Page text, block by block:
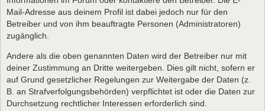
Mail-Adresse aus deinem Profil ist dabei jedoch nur für den
Betreiber und von ihm beauftragte Personen (Administratoren)
zugänglich.
Andere als die oben genannten Daten wird der Betreiber nur mit
deiner Zustimmung an Dritte weitergeben. Dies gilt nicht, sofern er
auf Grund gesetzlicher Regelungen zur Weitergabe der Daten (z.
B. an Strafverfolgungsbehörden) verpflichtet ist oder die Daten zur
Durchsetzung rechtlicher Interessen erforderlich sind.